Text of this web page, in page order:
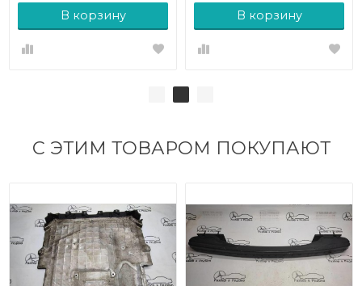
В корзину В корзину
С ЭТИМ ТОВАРОМ ПОКУПАЮТ